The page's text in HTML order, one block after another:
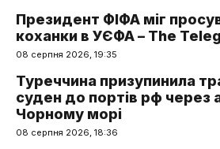
Президент ФІФА міг
коханки в УЄФА – The
08 серпня 2026, 19:35
Туреччина призупинила
суден до портів рф через
Чорному морі
08 серпня 2026, 18:36